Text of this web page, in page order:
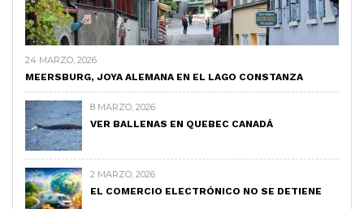
24 MARZO, 2026
MEERSBURG, JOYA ALEMANA EN EL LAGO CONSTANZA
8 MARZO, 2026
VER BALLENAS EN QUEBEC CANADÁ
2 MARZO, 2026
EL COMERCIO ELECTRÓNICO NO SE DETIENE